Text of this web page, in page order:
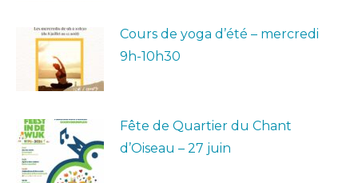
Cours de yoga d’été – mercredi
9h-10h30
Fête de Quartier du Chant
d’Oiseau – 27 juin